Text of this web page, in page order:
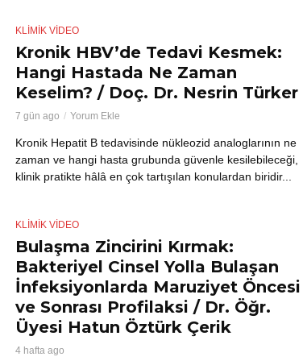
KLİMİK VIDEO
Kronik HBV’de Tedavi Kesmek:
Hangi Hastada Ne Zaman
Keselim? / Doç. Dr. Nesrin Türker
7 gün ago Yorum Ekle
Kronik Hepatit B tedavisinde nükleozid analoglarının ne
zaman ve hangi hasta grubunda güvenle kesilebileceği,
klinik pratikte hâlâ en çok tartışılan konulardan biridir...
KLİMİK VIDEO
Bulaşma Zincirini Kırmak:
Bakteriyel Cinsel Yolla Bulaşan
İnfeksiyonlarda Maruziyet Öncesi
ve Sonrası Profilaksi / Dr. Öğr.
Üyesi Hatun Öztürk Çerik
4 hafta ago